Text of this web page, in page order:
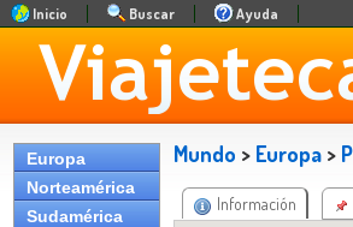
Inicio Buscar Ayuda
Europa
Norteamérica
Sudamérica
Mundo > Europa >
Información